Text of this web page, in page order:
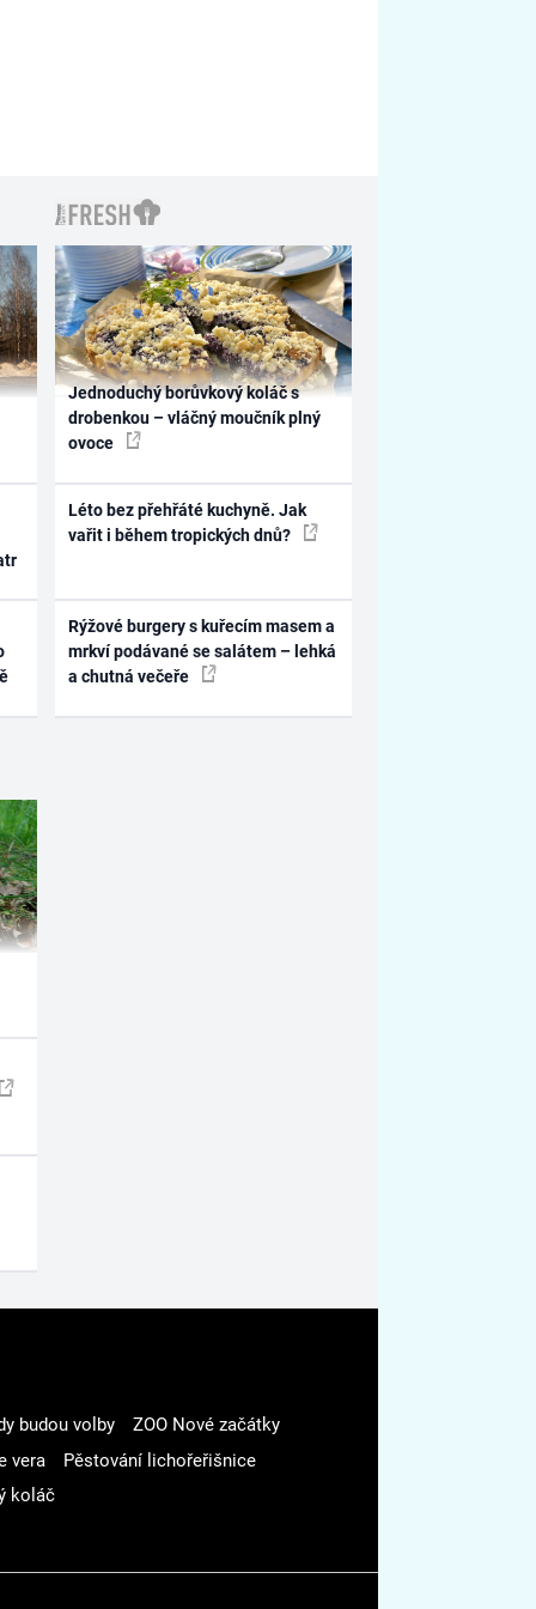
Jednoduchý borůvkový koláč s
drobenkou – vláčný moučník plný
ovoce
Léto bez přehřáté kuchyně. Jak
vařit i během tropických dnů?
Rýžové burgery s kuřecím masem a
mrkví podávané se salátem – lehká
a chutná večeře
budou volby
ZOO Nové začátky
vera
Pěstování lichořeřišnice
koláč